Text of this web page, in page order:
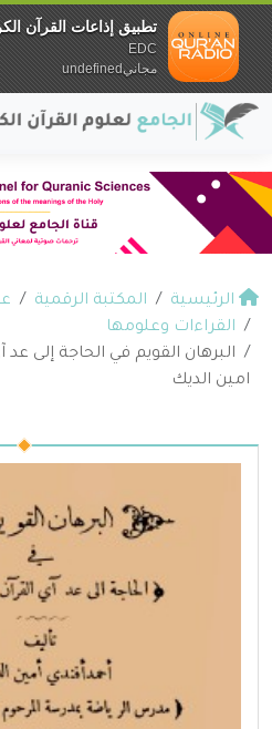
الرئيسية المكتبة الرقمية
القراءات وعلومها
البرهان القويم في الحاجة إلى عد
امين الديك
تطبيق إذاعات القرآن
EDC
مجانيundefined